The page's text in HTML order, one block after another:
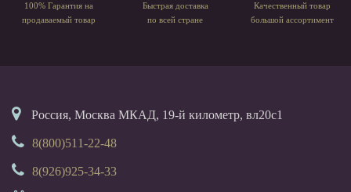
100% Гарантия на
продаваемый товар
Быстрая доставка
по всей стране
Качественный товар
большой ассортимент
Россия, Москва МКАД, 19-й километр, вл20с1
8(800)511-22-48
8(926)925-34-33